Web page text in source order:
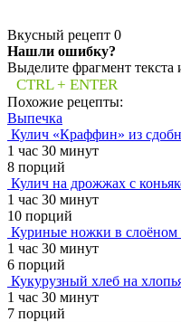
Вкусный рецепт 0
Нашли ошибку?
Выделите фрагмент текста
CTRL + ENTER
Похожие рецепты:
Выпечка
Кулич «Краффин» из
1 час 30 минут
8 порций
Кулич на дрожжах с
1 час 30 минут
10 порций
Куриные ножки в слоёном
1 час 30 минут
6 порций
Кукурузный хлеб на
1 час 30 минут
7 порций